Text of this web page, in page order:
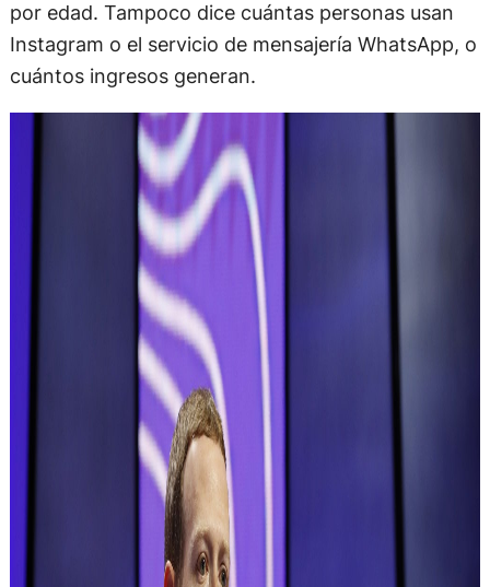
por edad. Tampoco dice cuántas personas usan
Instagram o el servicio de mensajería WhatsApp, o
cuántos ingresos generan.